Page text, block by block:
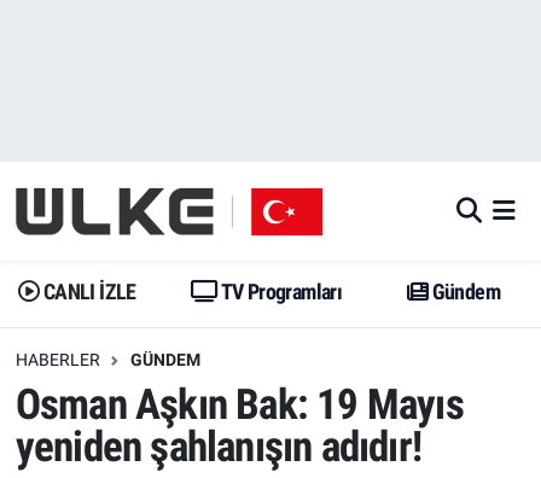
CANLI İZLE TV Programları Gündem
HABERLER GÜNDEM
Osman Aşkın Bak: 19 Mayıs
yeniden şahlanışın adıdır!
Gündem
Dünya
Erişim Bilgileri
Ekonomi
Gündem
Trend
Erişim Bilgileri
Spor
İstanbul Namaz Vakitleri
Trafik Durumu
Erişim Bilgileri
Tüm Manşetler